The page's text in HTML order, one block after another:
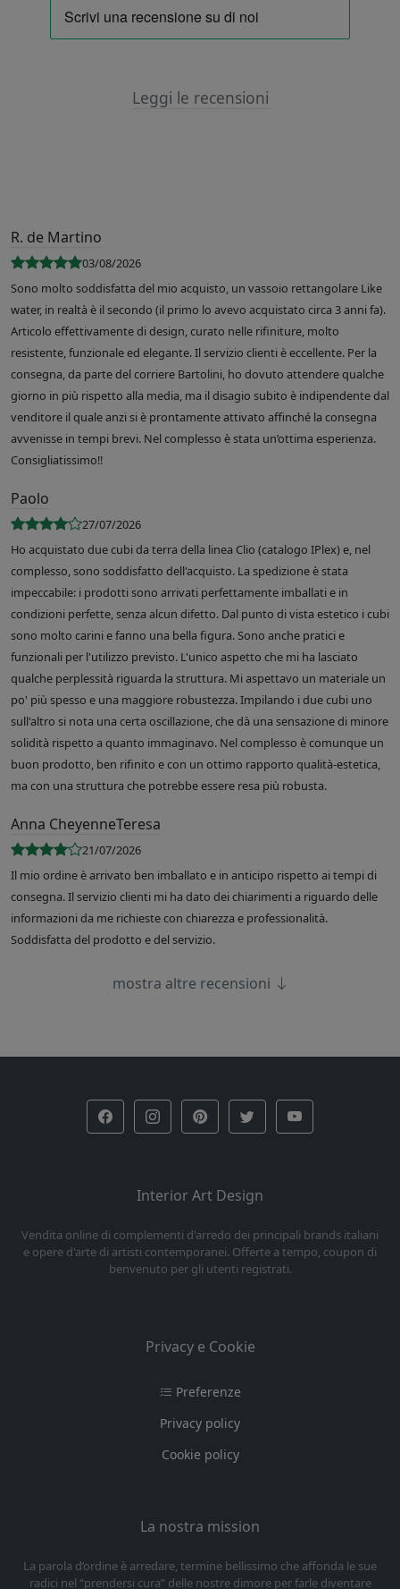
Leggi le recensioni
R. de Martino
03/08/2026
Sono molto soddisfatta del mio acquisto, un vassoio rettangolare Like
water, in realtà è il secondo (il primo lo avevo acquistato circa 3 anni fa).
Articolo effettivamente di design, curato nelle rifiniture, molto
resistente, funzionale ed elegante. Il servizio clienti è eccellente. Per la
consegna, da parte del corriere Bartolini, ho dovuto attendere qualche
giorno in più rispetto alla media, ma il disagio subito è indipendente dal
venditore il quale anzi si è prontamente attivato affinché la consegna
avvenisse in tempi brevi. Nel complesso è stata un’ottima esperienza.
Consigliatissimo!!
Paolo
27/07/2026
Ho acquistato due cubi da terra della linea Clio (catalogo IPlex) e, nel
complesso, sono soddisfatto dell'acquisto. La spedizione è stata
impeccabile: i prodotti sono arrivati perfettamente imballati e in
condizioni perfette, senza alcun difetto. Dal punto di vista estetico i cubi
sono molto carini e fanno una bella figura. Sono anche pratici e
funzionali per l'utilizzo previsto. L'unico aspetto che mi ha lasciato
qualche perplessità riguarda la struttura. Mi aspettavo un materiale un
po' più spesso e una maggiore robustezza. Impilando i due cubi uno
sull'altro si nota una certa oscillazione, che dà una sensazione di minore
solidità rispetto a quanto immaginavo. Nel complesso è comunque un
buon prodotto, ben rifinito e con un ottimo rapporto qualità-estetica,
ma con una struttura che potrebbe essere resa più robusta.
Anna CheyenneTeresa
21/07/2026
Il mio ordine è arrivato ben imballato e in anticipo rispetto ai tempi di
consegna. Il servizio clienti mi ha dato dei chiarimenti a riguardo delle
informazioni da me richieste con chiarezza e professionalità.
Soddisfatta del prodotto e del servizio.
mostra altre recensioni
Interior Art Design
Vendita online di complementi d'arredo dei principali brands italiani
e opere d'arte di artisti contemporanei. Offerte a tempo, coupon di
benvenuto per gli utenti registrati.
Privacy e Cookie
Preferenze
Privacy policy
Cookie policy
La nostra mission
La parola d’ordine è arredare, termine bellissimo che affonda le sue
radici nel “prendersi cura” delle nostre dimore per farle diventare